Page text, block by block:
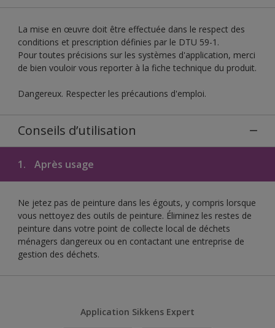
La mise en œuvre doit être effectuée dans le respect des
conditions et prescription définies par le DTU 59-1.
Pour toutes précisions sur les systèmes d'application, merci
de bien vouloir vous reporter à la fiche technique du produit.
Dangereux. Respecter les précautions d'emploi.
Conseils d’utilisation
1. Après usage
Ne jetez pas de peinture dans les égouts, y compris lorsque
vous nettoyez des outils de peinture. Éliminez les restes de
peinture dans votre point de collecte local de déchets
ménagers dangereux ou en contactant une entreprise de
gestion des déchets.
Application Sikkens Expert